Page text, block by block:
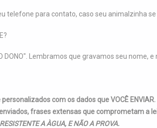
telefone para contato, caso seu animalzinha
DONO". Lembramos que gravamos seu nome,
com os dados que VOCÊ
frases extensas que comprometam a
A ÀGUA, E NÃO A PROVA.